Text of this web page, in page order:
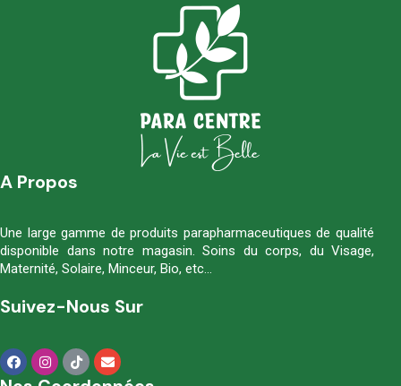
A Propos
Une large gamme de produits parapharmaceutiques de qualité
disponible dans notre magasin. Soins du corps, du Visage,
Maternité, Solaire, Minceur, Bio, etc…
Suivez-Nous Sur